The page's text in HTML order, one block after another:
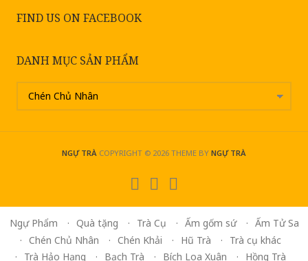
FIND US ON FACEBOOK
DANH MỤC SẢN PHẨM
NGỰ TRÀCOPYRIGHT © 2026 THEME BY NGỰ TRÀ
Ngự Phẩm Quà tặng Trà Cụ Ấm gốm sứ
Ấm Tử Sa
Chén Chủ Nhân
Chén Khải Hũ Trà
Trà cụ khác
Trà Hảo Hạng
Bạch Trà Bích Loa Xuân Hồng Trà